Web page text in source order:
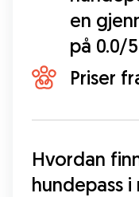
en
på 0.0/5
Priser
Hvordan
hundepass